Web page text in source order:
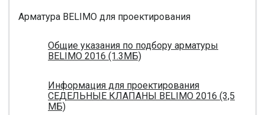
Арматура BELIMO для проектирования
Общие указания по подбору арматуры
BELIMO 2016 (1.3МБ)
Информация для проектирования
СЕДЕЛЬНЫЕ КЛАПАНЫ BELIMO 2016 (3,5
МБ)